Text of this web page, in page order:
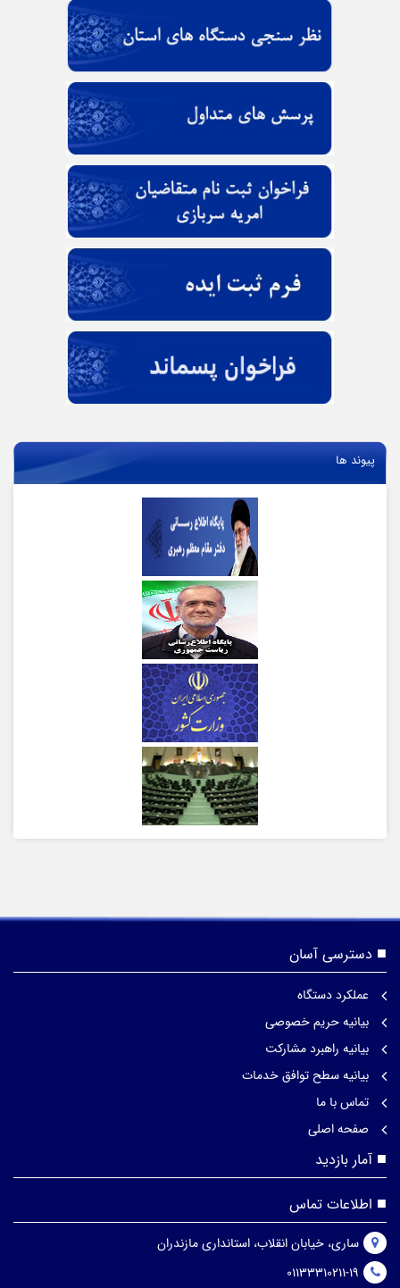
پیوند ها
دسترسی آسان
عملکرد دستگاه
بیانیه حریم خصوصی
بیانیه راهبرد مشارکت
بیانیه سطح توافق خدمات
تماس با ما
صفحه اصلی
آمار بازدید
اطلاعات تماس
ساری، خیابان انقلاب، استانداری مازندران
01133310211-19